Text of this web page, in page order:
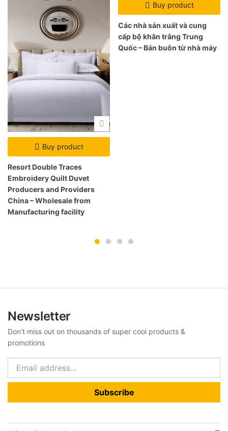
Buy product
Resort Double Traces
Embroidery Quilt Duvet
Producers and Providers
China – Wholesale from
Manufacturing facility
Buy product
Các nhà sản xuất và cung
cấp bộ khăn trắng Trung
Quốc – Bán buôn từ nhà máy
Newsletter
Don't miss out on thousands of super cool products &
promotions
Subscribe